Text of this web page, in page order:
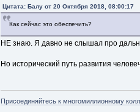
Цитата: Балу от 20 Октября 2018, 08:00:17
Как сейчас это обеспечить?
НЕ знаю. Я давно не слышал про
Но исторический путь развития
Присоединяйтесь к многомиллионному